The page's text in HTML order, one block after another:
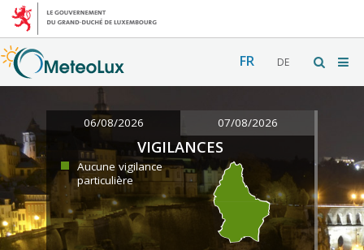
FR DE
06/08/2026 07/08/2026
VIGILANCES
Aucune vigilance
particulière